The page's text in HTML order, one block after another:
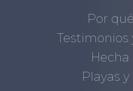
Por
Testimonios
Playas